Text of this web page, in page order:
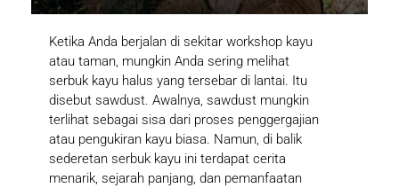
Ketika Anda berjalan di sekitar workshop kayu
atau taman, mungkin Anda sering melihat
serbuk kayu halus yang tersebar di lantai. Itu
disebut sawdust. Awalnya, sawdust mungkin
terlihat sebagai sisa dari proses penggergajian
atau pengukiran kayu biasa. Namun, di balik
sederetan serbuk kayu ini terdapat cerita
menarik, sejarah panjang, dan pemanfaatan